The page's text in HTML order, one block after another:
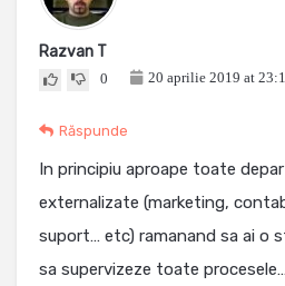
Razvan T
0 20 aprilie 2019 at
Răspunde
In principiu aproape toate
externalizate (marketing,
suport… etc) ramanand sa ai o
sa supervizeze toate